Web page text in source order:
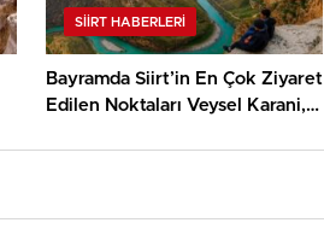
SIIRT HABERLERI
Bayramda Siirt’in En Çok Ziyaret
Edilen Noktaları Veysel Karani,